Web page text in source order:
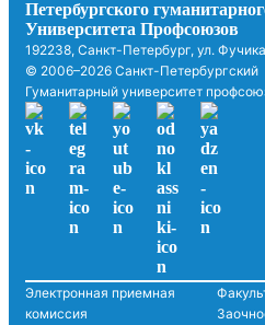
192238, Санкт-Петербург, ул.
© 2006–2026 Санкт-Петербургский
Гуманитарный университет
Электронная приемная
комиссия